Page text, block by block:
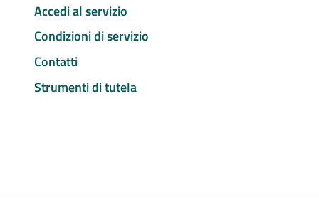
Accedi al servizio
Condizioni di servizio
Contatti
Strumenti di tutela